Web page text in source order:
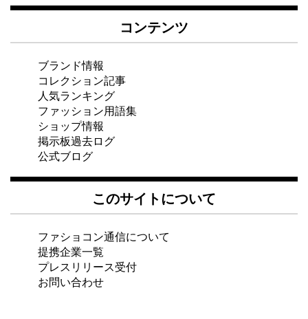
コンテンツ
ブランド情報
コレクション記事
人気ランキング
ファッション用語集
ショップ情報
掲示板過去ログ
公式ブログ
このサイトについて
ファショコン通信について
提携企業一覧
プレスリリース受付
お問い合わせ